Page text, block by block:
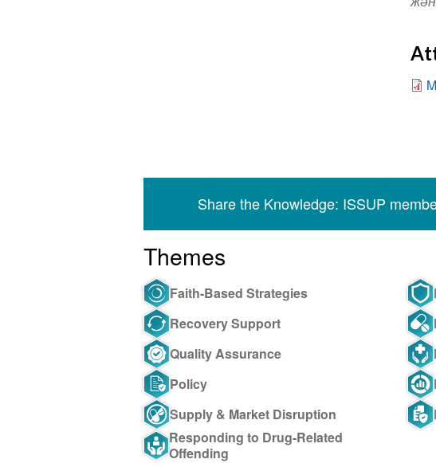
Share the Knowledge: ISSUP
Themes
Faith-Based Strategies
Recovery Support
Quality Assurance
Policy
Supply & Market Disruption
Responding to Drug-Related
Offending